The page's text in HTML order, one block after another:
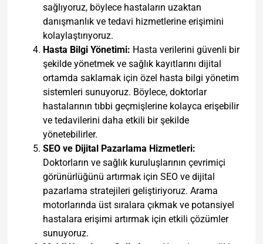
sağlıyoruz, böylece hastaların uzaktan
danışmanlık ve tedavi hizmetlerine erişimini
kolaylaştırıyoruz.
Hasta Bilgi Yönetimi: Hasta verilerini güvenli bir
şekilde yönetmek ve sağlık kayıtlarını dijital
ortamda saklamak için özel hasta bilgi yönetim
sistemleri sunuyoruz. Böylece, doktorlar
hastalarının tıbbi geçmişlerine kolayca erişebilir
ve tedavilerini daha etkili bir şekilde
yönetebilirler.
SEO ve Dijital Pazarlama Hizmetleri:
Doktorların ve sağlık kuruluşlarının çevrimiçi
görünürlüğünü artırmak için SEO ve dijital
pazarlama stratejileri geliştiriyoruz. Arama
motorlarında üst sıralara çıkmak ve potansiyel
hastalara erişimi artırmak için etkili çözümler
sunuyoruz.